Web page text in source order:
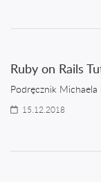
Ruby on Rails
Podręcznik Michaela
15.12.2018